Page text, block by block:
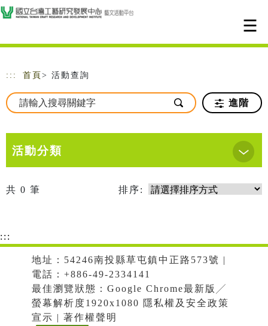
跳到主要內容
網站導覽
::: 首頁 > 活動查詢
進階
活動分類
共 0 筆 排序:
:::
地址：54246南投縣草屯鎮中正路573號 |
電話：+886-49-2334141
最佳瀏覽狀態：Google Chrome最新版╱
螢幕解析度1920x1080 隱私權及安全政策
宣示 | 著作權聲明